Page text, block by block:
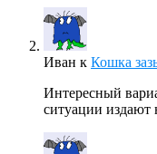
Иван к Кошка
Интересный
ситуации издают